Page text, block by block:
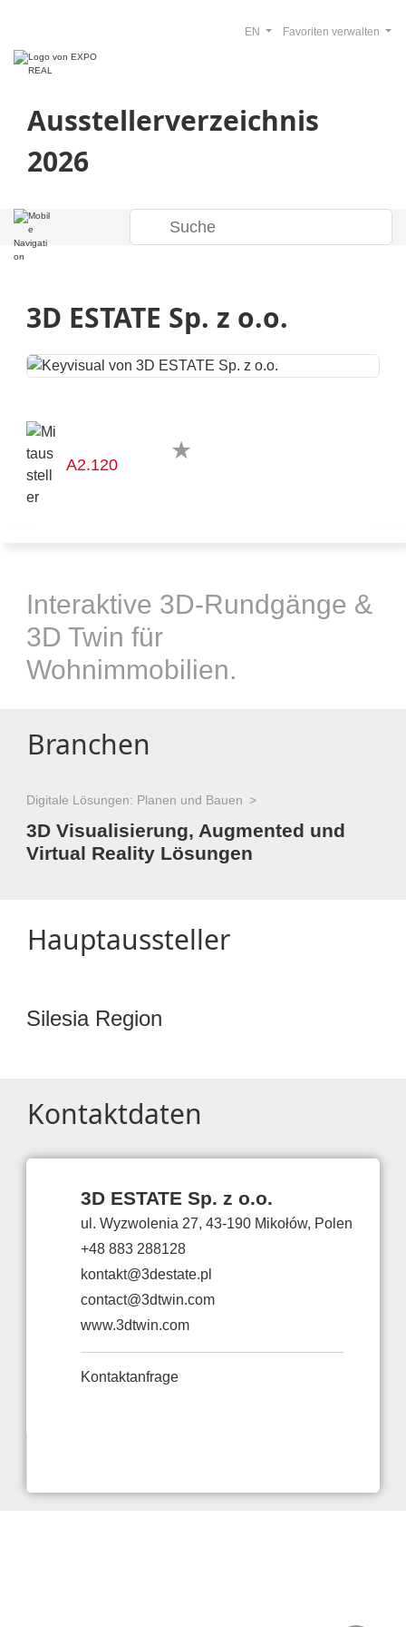
Ausstellerverzeichnis
2026
Favoriten verwalten
EN
3D ESTATE Sp. z o.o.
A2.120
Interaktive 3D-Rundgänge &
3D Twin für
Wohnimmobilien.
Branchen
Digitale Lösungen: Planen und Bauen
3D Visualisierung, Augmented und
Virtual Reality Lösungen
Hauptaussteller
Silesia Region
Kontaktdaten
3D ESTATE Sp. z o.o.
ul. Wyzwolenia 27, 43-190 Mikołów, Polen
+48 883 288128
kontakt@3destate.pl
contact@3dtwin.com
www.3dtwin.com
Kontaktanfrage